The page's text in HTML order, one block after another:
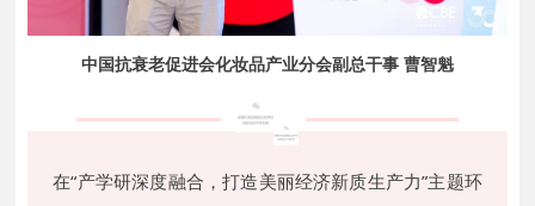
中国抗衰老促进会化妆品产业分会副总干事 曹智魁
在“产学研深度融合，打造美丽经济新质生产力”主题环